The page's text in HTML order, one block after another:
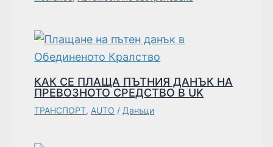
КАК СЕ ПЛАЩА ПЪТНИЯ ДАНЪК НА
ПРЕВОЗНОТО СРЕДСТВО В UK
ТРАНСПОРТ, AUTO / Данъци